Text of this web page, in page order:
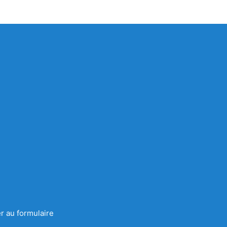
au formulaire